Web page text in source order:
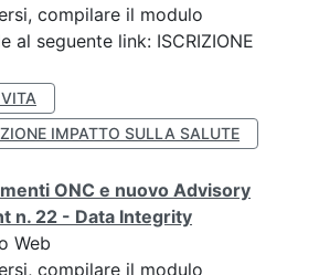
compilare il modulo
al seguente link: ISCRIZIONE
IMPATTO SULLA SALUTE
ONC e nuovo Advisory
n. 22 - Data Integrity
Web
compilare il modulo